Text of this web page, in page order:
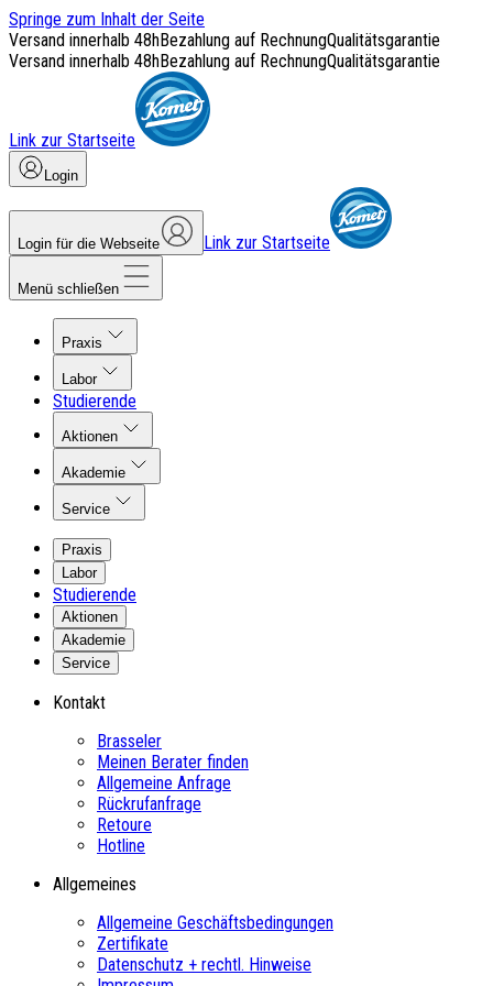
Springe zum Inhalt der Seite
Versand innerhalb 48hBezahlung auf RechnungQualitätsgarantie
Versand innerhalb 48hBezahlung auf RechnungQualitätsgarantie
Link zur Startseite
Login
Login für die Webseite Link zur Startseite
Menü schließen
Praxis
Labor
Studierende
Aktionen
Akademie
Service
Praxis
Labor
Studierende
Aktionen
Akademie
Service
Kontakt
Brasseler
Meinen Berater finden
Allgemeine Anfrage
Rückrufanfrage
Retoure
Hotline
Allgemeines
Allgemeine Geschäftsbedingungen
Zertifikate
Datenschutz + rechtl. Hinweise